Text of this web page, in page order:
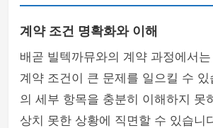
계약 조건 명확화와 이해
배곧 빌텍까뮤와의 계약 과정에서
계약 조건이 큰 문제를 일으킬 수 있
의 세부 항목을 충분히 이해하지 못
상치 못한 상황에 직면할 수 있습니